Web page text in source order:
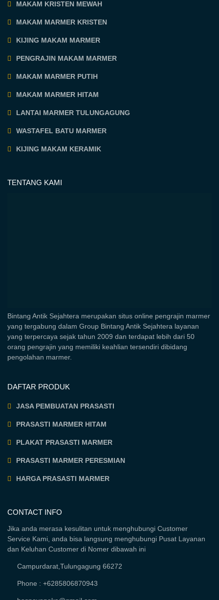
MAKAM KRISTEN MEWAH
MAKAM MARMER KRISTEN
KIJING MAKAM MARMER
PENGRAJIN MAKAM MARMER
MAKAM MARMER PUTIH
MAKAM MARMER HITAM
LANTAI MARMER TULUNGAGUNG
WASTAFEL BATU MARMER
KIJING MAKAM KERAMIK
TENTANG KAMI
Bintang Antik Sejahtera merupakan situs online pengrajin marmer
yang tergabung dalam Group Bintang Antik Sejahtera layanan
yang terpercaya sejak tahun 2009 dan terdapat lebih dari 50
orang pengrajin yang memiliki keahlian tersendiri dibidang
pengolahan marmer.
DAFTAR PRODUK
JASA PEMBUATAN PRASASTI
PRASASTI MARMER HITAM
PLAKAT PRASASTI MARMER
PRASASTI MARMER PERESMIAN
HARGA PRASASTI MARMER
CONTACT INFO
Jika anda merasa kesulitan untuk menghubungi Customer
Service Kami, anda bisa langsung menghubungi Pusat Layanan
dan Keluhan Customer di Nomer dibawah ini
Campurdarat,Tulungagung 66272
Phone : +6285806870943